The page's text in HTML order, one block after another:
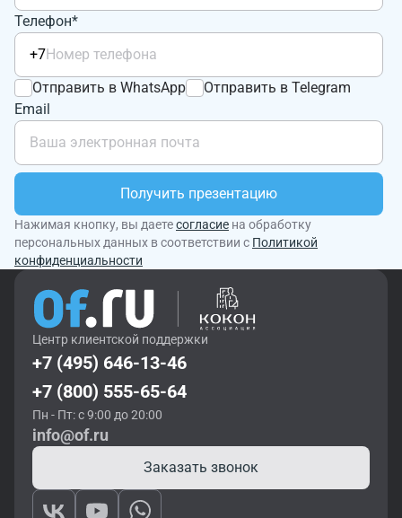
Телефон*
+7
Отправить в WhatsApp
Отправить в Telegram
Email
Получить презентацию
Нажимая кнопку, вы даетесогласие на обработку
персональных данных в соответствии с Политикой
конфиденциальности
Центр клиентской поддержки
+7 (495) 646-13-46
+7 (800) 555-65-64
Пн - Пт: с 9:00 до 20:00
info@of.ru
Заказать звонок